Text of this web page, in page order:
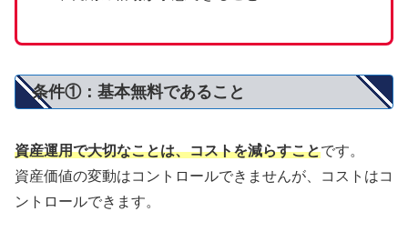
条件①：基本無料であること
資産運用で大切なことは、コストを減らすことです。
資産価値の変動はコントロールできませんが、コストはコ
ントロールできます。